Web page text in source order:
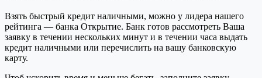
Взять быстрый кредит наличными, можно у лидера нашего
рейтинга — банка Открытие. Банк готов рассмотреть Ваша
заявку в течении нескольких минут и в течении часа выдать
кредит наличными или перечислить на вашу банковскую
карту.